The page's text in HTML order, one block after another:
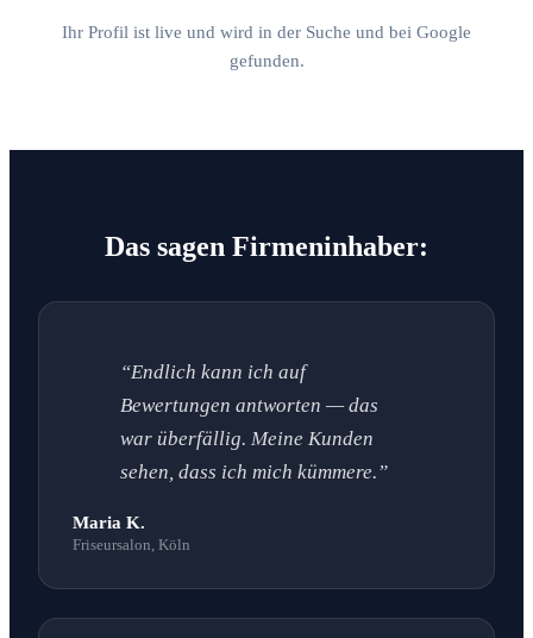
Ihr Profil ist live und wird in der Suche und bei Google
gefunden.
Das sagen Firmeninhaber:
“Endlich kann ich auf
Bewertungen antworten — das
war überfällig. Meine Kunden
sehen, dass ich mich kümmere.”
Maria K.
Friseursalon, Köln